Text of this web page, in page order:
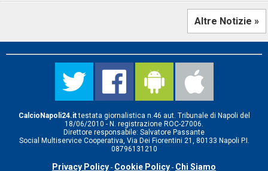
Altre Notizie »
CalcioNapoli24.ittestata giornalistica n.46 aut. Tribunale di Napoli del
18/06/2010 - N. registrazione ROC-27006.
Direttore responsabile: Salvatore Passante
Social Multiservice Cooperativa, Via Dei Fiorentini 21, 80133 Napoli P.I.
08796131210
Privacy Policy - Cookie Policy - Chi Siamo